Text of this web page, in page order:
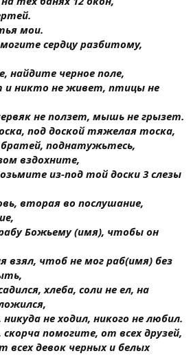
мои.
сердцу разбитому,
найдите черное поле,
и никто не живет, птицы не
не ползет, мышь не грызет.
под доской тяжелая тоска,
братей, поднатужьтесь,
вздохните,
из-под той доски 3 слезы
вторая во послушание,
Божьему (имя), чтобы он
взял, чтоб не мог раб(имя) без
хлеба, соли не ел, на
не ходил, никого не любил.
помогите, от всех друзей,
девок черных и белых